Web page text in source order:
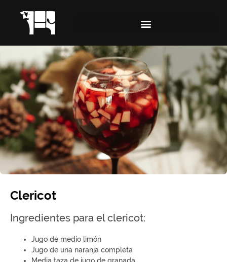
Clericot
Ingredientes para el clericot:
Jugo de medio limón
Jugo de una naranja completa
Media taza de jugo de granada